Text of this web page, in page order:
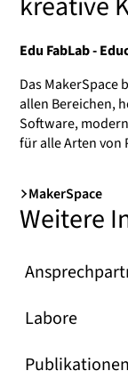
Edu FabLab -
Das MakerSpace
allen Bereichen,
Software,
für alle Arten von
MakerSpace
Weitere
Labore
Publikationen